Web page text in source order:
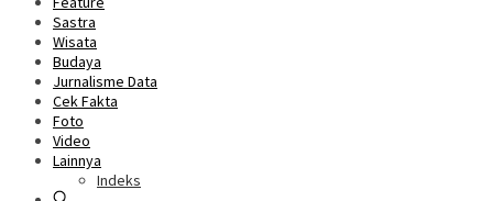
Sastra
Wisata
Budaya
Jurnalisme Data
Cek Fakta
Foto
Video
Lainnya
Indeks